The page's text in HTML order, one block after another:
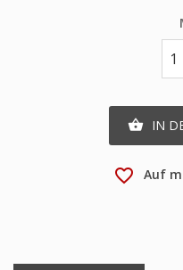
 IN
favorite_border Auf